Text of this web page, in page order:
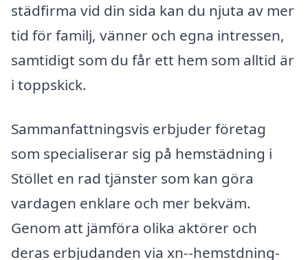
städfirma vid din sida kan du njuta av mer
tid för familj, vänner och egna intressen,
samtidigt som du får ett hem som alltid är
i toppskick.
Sammanfattningsvis erbjuder företag
som specialiserar sig på hemstädning i
Stöllet en rad tjänster som kan göra
vardagen enklare och mer bekväm.
Genom att jämföra olika aktörer och
deras erbjudanden via xn--hemstdning-